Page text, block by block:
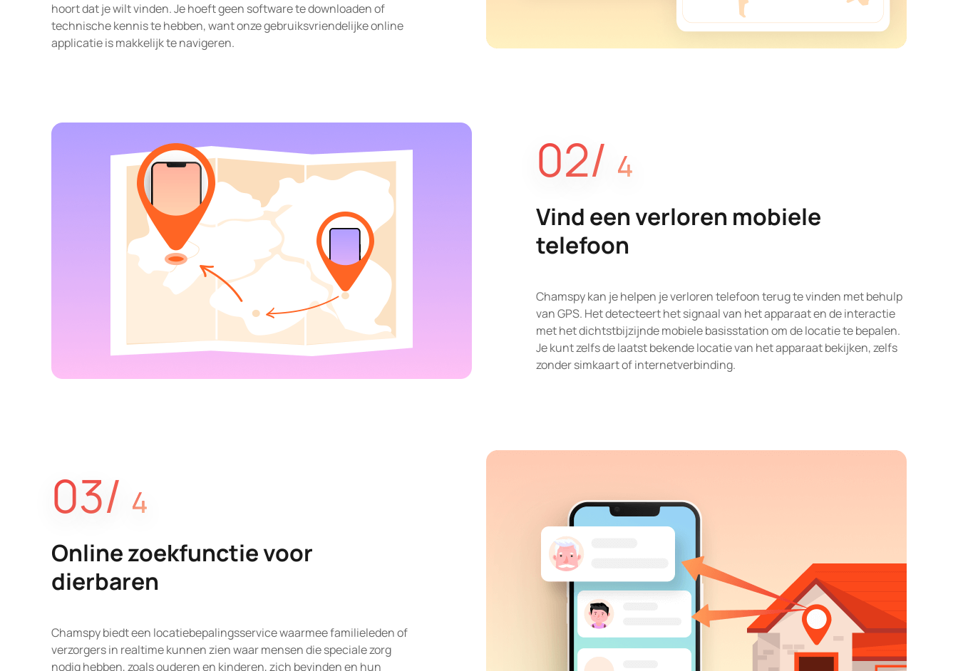
hoort dat je wilt vinden. Je hoeft geen software te downloaden of
technische kennis te hebben, want onze gebruiksvriendelijke online
applicatie is makkelijk te navigeren.
02/ 4
Vind een verloren mobiele
telefoon
Chamspy kan je helpen je verloren telefoon terug te vinden met behulp
van GPS. Het detecteert het signaal van het apparaat en de interactie
met het dichtstbijzijnde mobiele basisstation om de locatie te bepalen.
Je kunt zelfs de laatst bekende locatie van het apparaat bekijken, zelfs
zonder simkaart of internetverbinding.
03/ 4
Online zoekfunctie voor
dierbaren
Chamspy biedt een locatiebepalingsservice waarmee familieleden of
verzorgers in realtime kunnen zien waar mensen die speciale zorg
nodig hebben, zoals ouderen en kinderen, zich bevinden en hun